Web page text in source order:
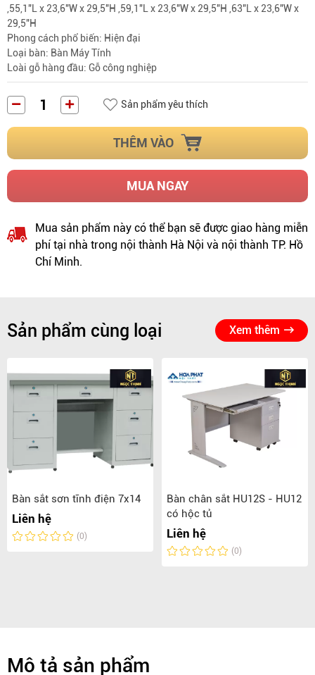
,55,1"L x 23,6"W x 29,5"H ,59,1"L x 23,6"W x 29,5"H ,63"L x 23,6"W x
29,5"H
Phong cách phổ biến: Hiện đại
Loại bàn: Bàn Máy Tính
Loài gỗ hàng đầu: Gỗ công nghiệp
Sản phẩm yêu thích
THÊM VÀO
MUA NGAY
Mua sản phẩm này có thể bạn sẽ được giao hàng miễn
phí tại nhà trong nội thành Hà Nội và nội thành TP. Hồ
Chí Minh.
Sản phẩm cùng loại Xem thêm
Bàn sắt sơn tĩnh điện 7x14
Liên hệ
(0)
Bàn chân sắt HU12S - HU12
có hộc tủ
Liên hệ
(0)
Mô tả sản phẩm